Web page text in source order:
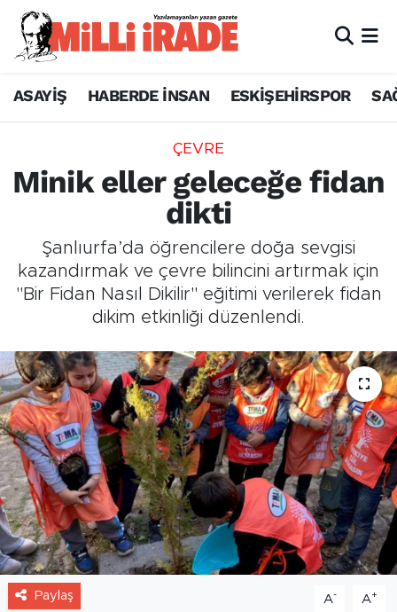
ASAYİŞ HABERDE İNSAN ESKİŞEHİRSPOR
ÇEVRE
Minik eller geleceğe fidan
dikti
Şanlıurfa’da öğrencilere doğa sevgisi
kazandırmak ve çevre bilincini artırmak için
"Bir Fidan Nasıl Dikilir" eğitimi verilerek fidan
dikim etkinliği düzenlendi.
Paylaş A- A+